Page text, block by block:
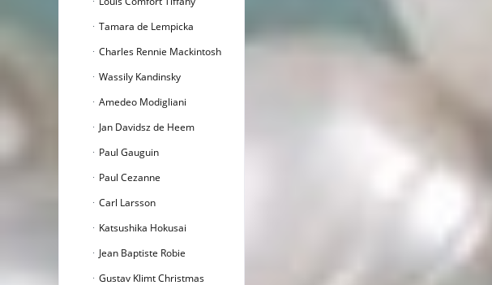
Tamara de Lempicka
Charles Rennie Mackintosh
Wassily Kandinsky
Amedeo Modigliani
Jan Davidsz de Heem
Paul Gauguin
Paul Cezanne
Carl Larsson
Katsushika Hokusai
Jean Baptiste Robie
Gustav Klimt Christmas